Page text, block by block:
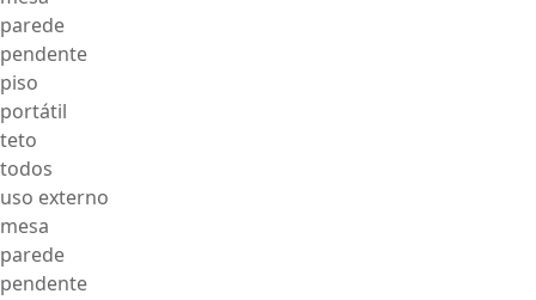
parede
pendente
piso
portátil
teto
todos
uso externo
mesa
parede
pendente